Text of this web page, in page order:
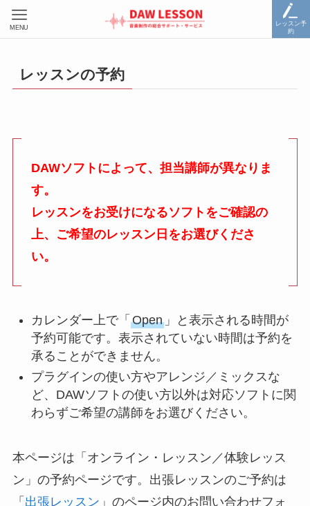
レッスン予
約
MENU
レッスンの予約
DAWソフトによって、担当講師が異なりま
す。
レッスンをお受けになるソフトをご確認の
上、ご希望のレッスン日をお選びくださ
い。
カレンダー上で「 Open」と表示される時間が
予約可能です。表示されていない時間は予約を
承ることができません。
プラグインの使い方やアレンジ／ミックスな
ど、DAWソフトの使い方以外は対応ソフトに関
わらずご希望の講師をお選びください。
本ページは「オンライン・レッスン／体験レッス
ン」の予約ページです。出張レッスンのご予約は
「 出張レッスン 」のページ内のお問い合わせフォ